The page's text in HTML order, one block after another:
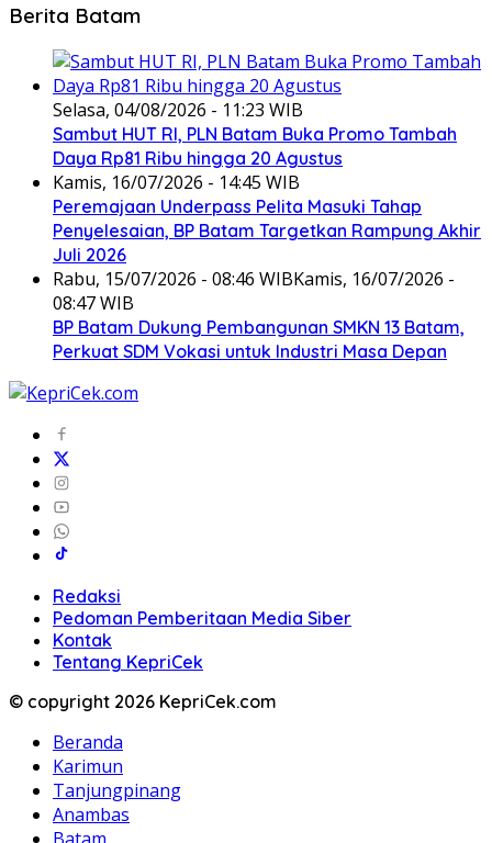
Berita Batam
Selasa, 04/08/2026 - 11:23 WIB
Sambut HUT RI, PLN Batam Buka Promo Tambah
Daya Rp81 Ribu hingga 20 Agustus
Kamis, 16/07/2026 - 14:45 WIB
Peremajaan Underpass Pelita Masuki Tahap
Penyelesaian, BP Batam Targetkan Rampung Akhir
Juli 2026
Rabu, 15/07/2026 - 08:46 WIBKamis, 16/07/2026 -
08:47 WIB
BP Batam Dukung Pembangunan SMKN 13 Batam,
Perkuat SDM Vokasi untuk Industri Masa Depan
Redaksi
Pedoman Pemberitaan Media Siber
Kontak
Tentang KepriCek
© copyright 2026 KepriCek.com
Beranda
Karimun
Tanjungpinang
Anambas
Batam